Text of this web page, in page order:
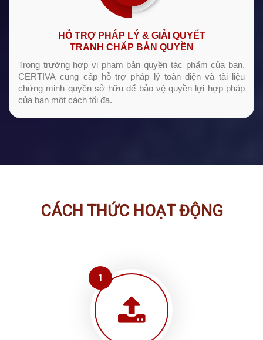
HỖ TRỢ PHÁP LÝ & GIẢI QUYẾT
TRANH CHẤP BẢN QUYỀN
Trong trường hợp vi phạm bản quyền tác phẩm của bạn,
CERTIVA cung cấp hỗ trợ pháp lý toàn diện và tài liệu
chứng minh quyền sở hữu để bảo vệ quyền lợi hợp pháp
của bạn một cách tối đa.
CÁCH THỨC HOẠT ĐỘNG
1